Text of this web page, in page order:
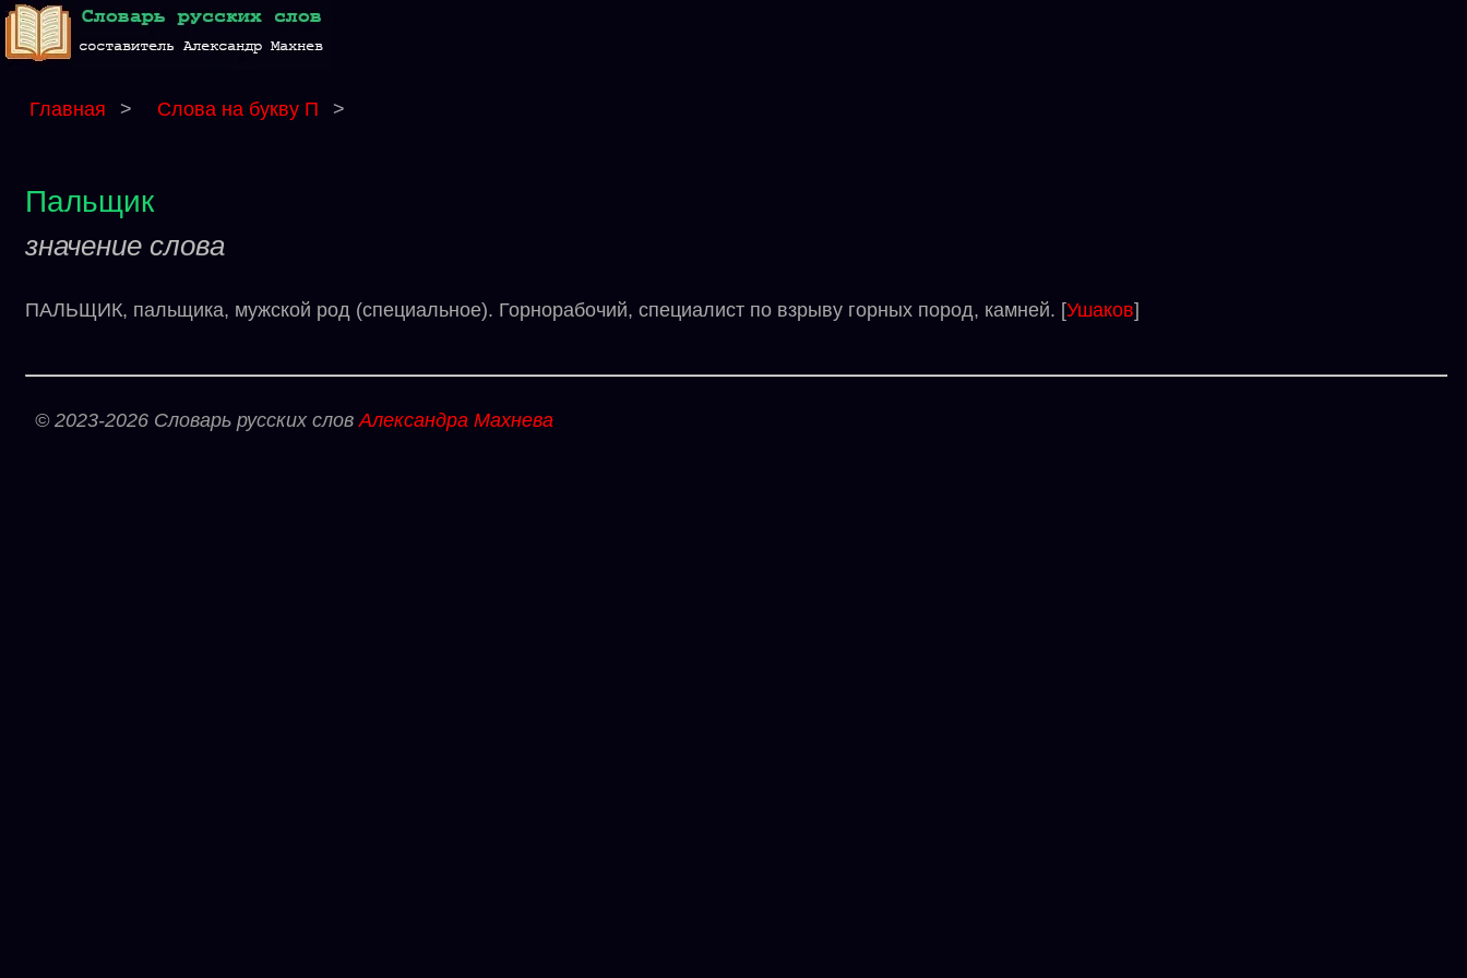
Главная > Слова на букву П >
Пальщик
значение слова
ПАЛЬЩИК, пальщика, мужской род (специальное). Горнорабочий, специалист по взрыву горных пород, камней. [Ушаков]
© 2023-2026 Словарь русских словАлександра Махнева